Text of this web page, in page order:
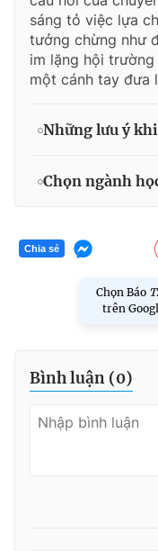
sáng tỏ việc lựa
tưởng chừng như
im lặng hội
một cánh tay đưa
Những lưu ý
Chọn ngành
Chia sẻ
Chọn Báo
trên
Bình luận (0)